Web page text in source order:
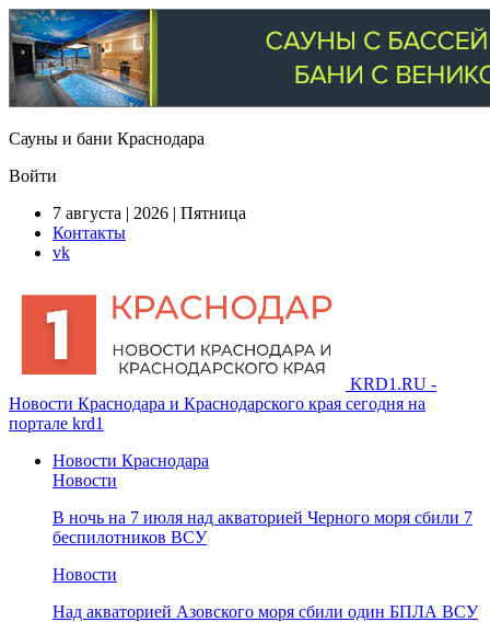
Сауны и бани Краснодара
Войти
7 августа | 2026 | Пятница
Контакты
vk
KRD1.RU -
Новости Краснодара и Краснодарского края сегодня на
портале krd1
Новости Краснодара
Новости
В ночь на 7 июля над акваторией Черного моря сбили 7
беспилотников ВСУ
Новости
Над акваторией Азовского моря сбили один БПЛА ВСУ